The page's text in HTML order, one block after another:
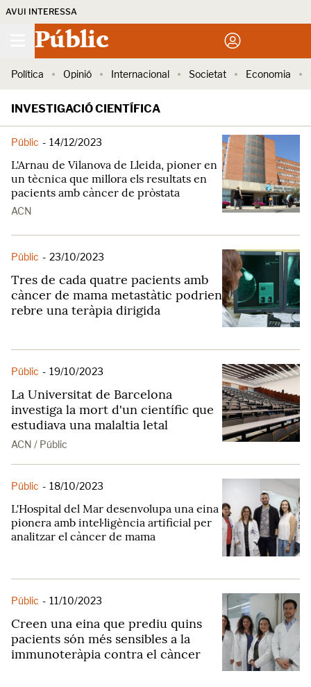
AVUI INTERESSA
Públic
Política Opinió Internacional Societat Economia
INVESTIGACIÓ CIENTÍFICA
Públic - 14/12/2023
L'Arnau de Vilanova de Lleida, pioner en
un tècnica que millora els resultats en
pacients amb càncer de pròstata
ACN
Públic - 23/10/2023
Tres de cada quatre pacients amb
càncer de mama metastàtic podrien
rebre una teràpia dirigida
Públic - 19/10/2023
La Universitat de Barcelona
investiga la mort d'un científic que
estudiava una malaltia letal
ACN / Públic
Públic - 18/10/2023
L'Hospital del Mar desenvolupa una eina
pionera amb intel·ligència artificial per
analitzar el càncer de mama
Públic - 11/10/2023
Creen una eina que prediu quins
pacients són més sensibles a la
immunoteràpia contra el càncer